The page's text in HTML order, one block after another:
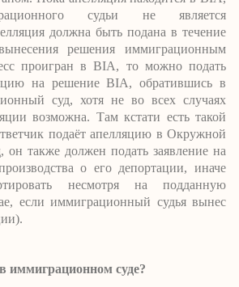
судьи не является
должна быть подана в течение
решения иммиграционным
проигран вBIA, то можно подать
на решение BIA, обратившись в
суд, хотя не во всех случаях
возможна. Там кстати есть такой
подаёт апелляцию в Окружной
он также должен подать заявление на
о его депортации, иначе
несмотря на подданную
если иммиграционный судья вынес
иммиграционном суде?